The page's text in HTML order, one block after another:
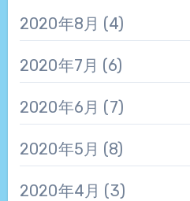
2020年8月 (4)
2020年7月 (6)
2020年6月 (7)
2020年5月 (8)
2020年4月 (3)